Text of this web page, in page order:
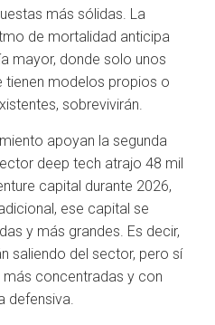
más sólidas. La
de mortalidad anticipa
mayor, donde solo unos
tienen modelos propios o
sobrevivirán.
apoyan la segunda
deep tech atrajo 48 mil
capital durante 2026,
ese capital se
y más grandes. Es decir,
saliendo del sector, pero sí
concentradas y con
defensiva.